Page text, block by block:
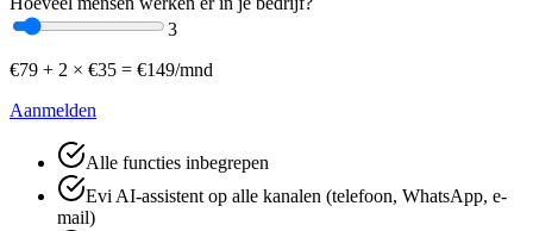
3
€79 + 2 × €35 = €149/mnd
Aanmelden
Alle functies inbegrepen
Evi AI-assistent op alle kanalen (telefoon, WhatsApp, e-
mail)